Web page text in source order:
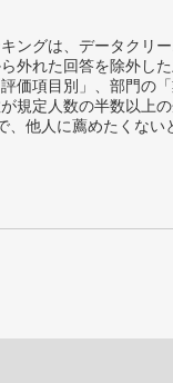
ングは、データクリ
外れた回答を除外した
価項目別」、部門の
規定人数の半数以上
他人に薦めたくない